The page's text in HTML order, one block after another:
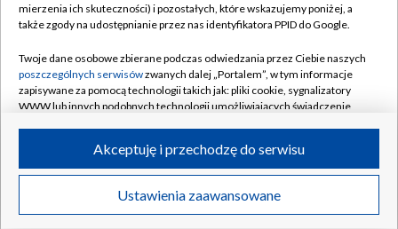
Naziemna Telewizja Cyfrowa
Rada Programowa
System NOS
Informacje o nadawcy
Program dla prasy
Ogłoszenie przetargowe
Pomoc
Kontakt
Kanały
©2026 Telewizja Polska S.A. w likwidacji
mierzenia ich skuteczności) i pozostałych, które wskazujemy poniżej, a
także zgody na udostępnianie przez nas identyfikatora PPID do Google.
Twoje dane osobowe zbierane podczas odwiedzania przez Ciebie naszych
poszczególnych serwisówzwanych dalej „Portalem”, w tym informacje
zapisywane za pomocą technologii takich jak: pliki cookie, sygnalizatory
WWW lub innych podobnych technologii umożliwiających świadczenie
ruchu w Internecie.
Twoje dane osobowe zbierane podczas odwiedzania przez Ciebie
poszczególnych serwisówna Portalu, takie jak adresy IP, identyfikatory
Ustawienia zaawansowane
Akceptuję i przechodzę do serwisu